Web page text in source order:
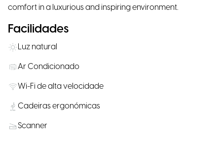
comfort in a luxurious and inspiring environment.
Facilidades
Luz natural
Ar Condicionado
Wi-Fi de alta velocidade
Cadeiras ergonómicas
Scanner